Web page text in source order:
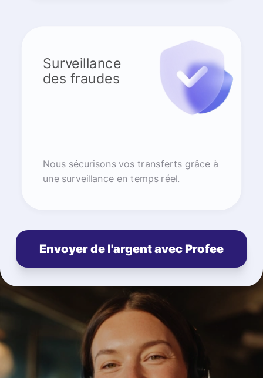
Surveillance
des fraudes
Nous sécurisons vos transferts grâce à
une surveillance en temps réel.
Envoyer de l'argent avec Profee